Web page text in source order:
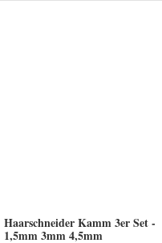
Haarschneider Kamm 3er Set -
1,5mm 3mm 4,5mm